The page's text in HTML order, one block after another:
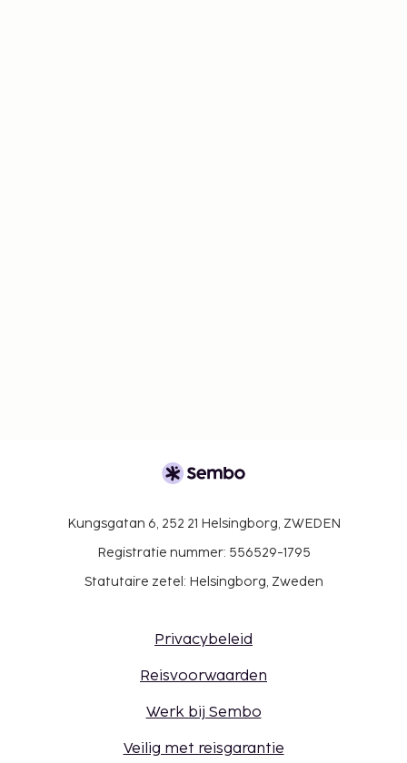
Kungsgatan 6, 252 21 Helsingborg, ZWEDEN
Registratie nummer: 556529-1795
Statutaire zetel: Helsingborg, Zweden
Privacybeleid
Reisvoorwaarden
Werk bij Sembo
Veilig met reisgarantie